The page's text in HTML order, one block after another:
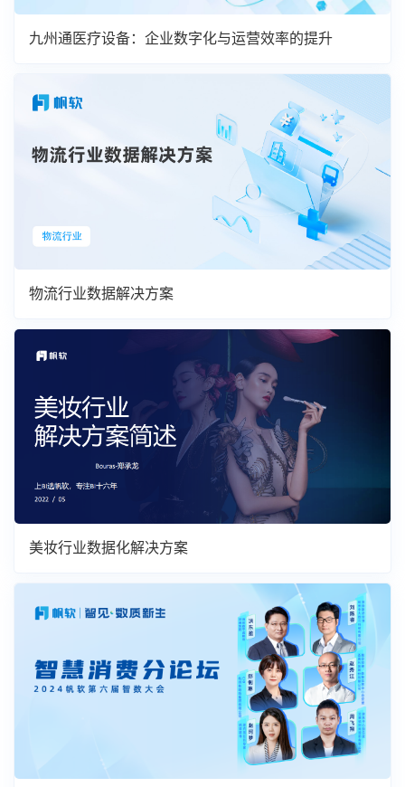
九州通医疗设备：企业数字化与运营效率的提升
物流行业数据解决方案
美妆行业数据化解决方案